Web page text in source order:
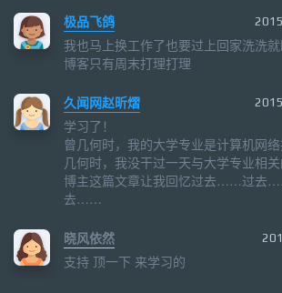
极品飞鸽
我也马上换工作了也要过上回家洗洗就
博客只有周末打理打理
久闻网赵昕熠
学习了！
曾几何时，我的大学专业是计算机网
几何时，我没干过一天与大学专业相
博主这篇文章让我回忆过去……过
去……
晓风依然
支持 顶一下 来学习的